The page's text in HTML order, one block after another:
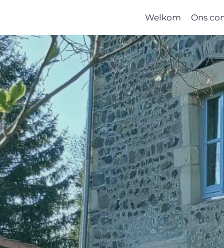
Welkom Ons